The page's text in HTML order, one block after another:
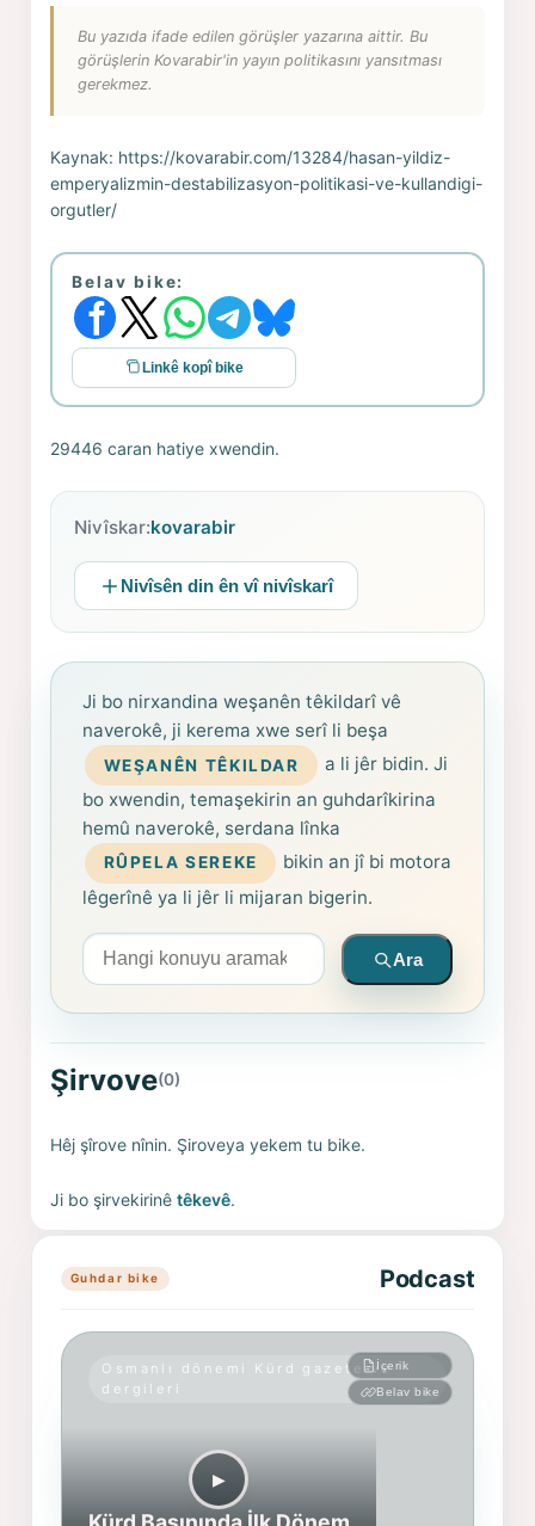
Bu yazıda ifade edilen görüşler yazarına aittir. Bu
görüşlerin Kovarabir'in yayın politikasını yansıtması
gerekmez.
Kaynak: https://kovarabir.com/13284/hasan-yildiz-
emperyalizmin-destabilizasyon-politikasi-ve-kullandigi-
orgutler/
Belav bike:
Linkê kopî bike
29446 caran hatiye xwendin.
Nivîskar:kovarabir
Nivîsên din ên vî nivîskarî
Ji bo nirxandina weşanên têkildarî vê
naverokê, ji kerema xwe serî li beşa
WEŞANÊN TÊKILDAR
a li jêr bidin. Ji
bo xwendin, temaşekirin an guhdarîkirina
hemû naverokê, serdana lînka
RÛPELA SEREKE
bikin an jî bi motora
lêgerînê ya li jêr li mijaran bigerin.
Arama yapın
Ara
Şirvove(0)
Hêj şîrove nînin. Şiroveya yekem tu bike.
Ji bo şirvekirinêtêkevê.
Guhdar bike Podcast
Osmanlı dönemi Kürd gazete ve
dergileri
İçerik
Belav bike
▶︎